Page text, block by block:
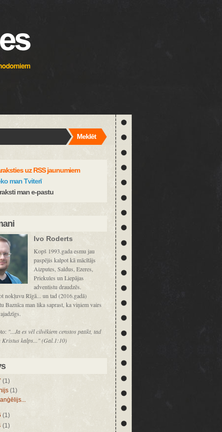
Meklēt
uz RSS jaunumiem
man Tviterī
man e-pastu
Ivo Roderts
Kopš 1993.gada esmu jau
paspējis kalpot kā mācītājs
Aizputes, Saldus, Ezeres,
Priekules un Liepājas
adventistu draudzēs.
nokļuvu Rīgā... un tad (2016.gadā)
Baznīca man lika saprast, ka viņiem vairs
"...Ja es vēl cilvēkiem censtos patikt, tad
Kristus kalps..." (Gal.1:10)
(1)
(1)
(1)
(1)